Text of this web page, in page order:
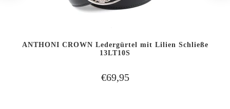
ANTHONI CROWN Ledergürtel mit Lilien Schließe
13LT10S
€69,95